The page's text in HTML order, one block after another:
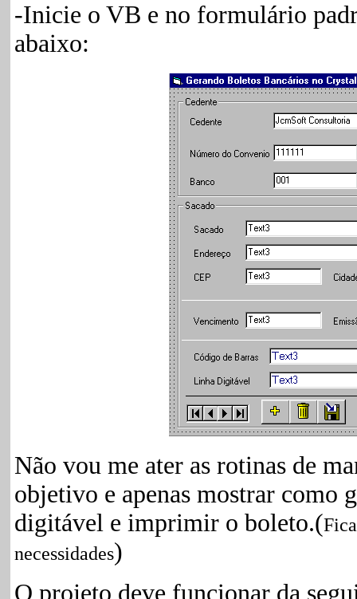
-Inicie o VB e no formulário
abaixo:
Não vou me ater as rotinas de
objetivo e apenas mostrar como
digitável e imprimir o boleto.(
necessidades)
O projeto deve funcionar da